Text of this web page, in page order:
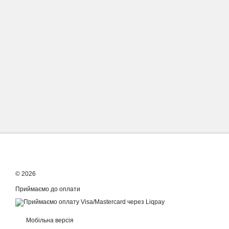
© 2026
Приймаємо до оплати
Мобільна версія